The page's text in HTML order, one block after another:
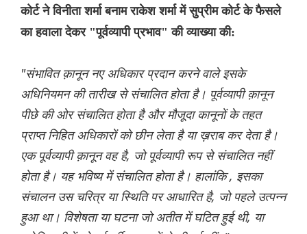
कोर्ट ने विनीता शर्मा बनाम राकेश शर्मा में सुप्रीम कोर्ट के फैसले
का हवाला देकर "पूर्वव्यापी प्रभाव" की व्याख्या की:
"संभावित क़ानून नए अधिकार प्रदान करने वाले इसके
अधिनियमन की तारीख से संचालित होता है। पूर्वव्यापी क़ानून
पीछे की ओर संचालित होता है और मौजूदा कानूनों के तहत
प्राप्त निहित अधिकारों को छीन लेता है या ख़राब कर देता है।
एक पूर्वव्यापी क़ानून वह है, जो पूर्वव्यापी रूप से संचालित नहीं
होता है। यह भविष्य में संचालित होता है। हालांकि , इसका
संचालन उस चरित्र या स्थिति पर आधारित है, जो पहले उत्पन्न
हुआ था। विशेषता या घटना जो अतीत में घटित हुई थी, या